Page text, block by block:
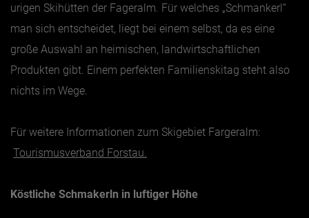
urigen Skihütten der Fageralm. Für welches „Schmankerl“
man sich entscheidet, liegt bei einem selbst, da es eine
große Auswahl an heimischen, landwirtschaftlichen
Produkten gibt. Einem perfekten Familienskitag steht also
nichts im Wege.
Für weitere Informationen zum Skigebiet Fargeralm:
Tourismusverband Forstau.
Köstliche Schmakerln in luftiger Höhe